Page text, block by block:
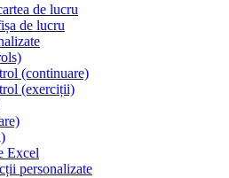
de lucru
de lucru
(continuare)
(exerciții)
Excel
personalizate